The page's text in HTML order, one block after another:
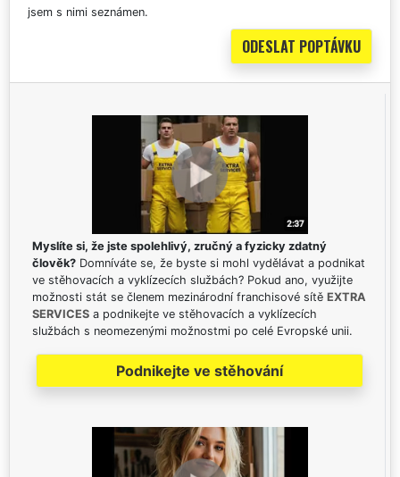
jsem s nimi seznámen.
Myslíte si, že jste spolehlivý, zručný a fyzicky zdatný
člověk? Domníváte se, že byste si mohl vydělávat a podnikat
ve stěhovacích a vyklízecích službách? Pokud ano, využijte
možnosti stát se členem mezinárodní franchisové sítě EXTRA
SERVICES a podnikejte ve stěhovacích a vyklízecích
službách s neomezenými možnostmi po celé Evropské unii.
Podnikejte ve stěhování